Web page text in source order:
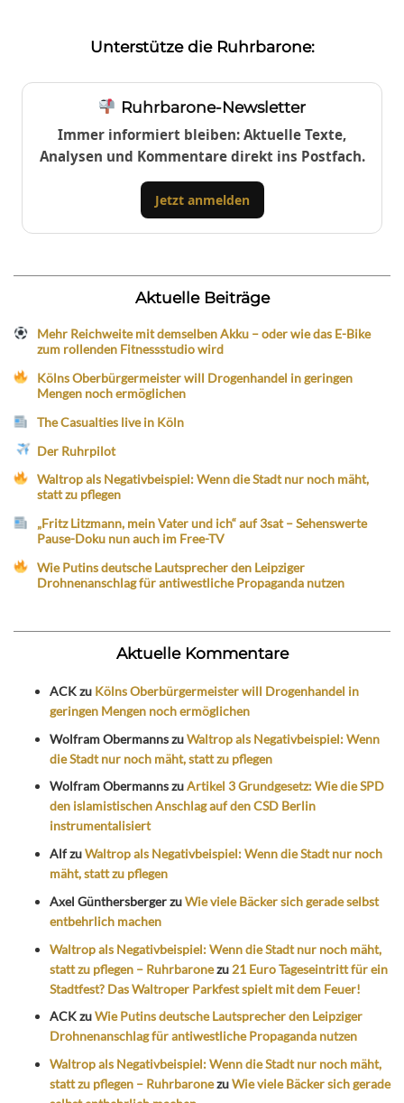
Unterstütze die Ruhrbarone:
Ruhrbarone-Newsletter
Immer informiert bleiben: Aktuelle Texte,
Analysen und Kommentare direkt ins Postfach.
Jetzt anmelden
Aktuelle Beiträge
Mehr Reichweite mit demselben Akku – oder wie das E-Bike
zum rollenden Fitnessstudio wird
Kölns Oberbürgermeister will Drogenhandel in geringen
Mengen noch ermöglichen
The Casualties live in Köln
Der Ruhrpilot
Waltrop als Negativbeispiel: Wenn die Stadt nur noch mäht,
statt zu pflegen
„Fritz Litzmann, mein Vater und ich“ auf 3sat – Sehenswerte
Pause-Doku nun auch im Free-TV
Wie Putins deutsche Lautsprecher den Leipziger
Drohnenanschlag für antiwestliche Propaganda nutzen
Aktuelle Kommentare
ACKzu Kölns Oberbürgermeister will Drogenhandel in
geringen Mengen noch ermöglichen
Wolfram ObermannszuWaltrop als Negativbeispiel: Wenn
die Stadt nur noch mäht, statt zu pflegen
Wolfram ObermannszuArtikel 3 Grundgesetz: Wie die SPD
den islamistischen Anschlag auf den CSD Berlin
instrumentalisiert
AlfzuWaltrop als Negativbeispiel: Wenn die Stadt nur noch
mäht, statt zu pflegen
Axel GünthersbergerzuWie viele Bäcker sich gerade selbst
entbehrlich machen
Waltrop als Negativbeispiel: Wenn die Stadt nur noch mäht,
statt zu pflegen – Ruhrbaronezu 21 Euro Tageseintritt für ein
Stadtfest? Das Waltroper Parkfest spielt mit dem Feuer!
ACKzuWie Putins deutsche Lautsprecher den Leipziger
Drohnenanschlag für antiwestliche Propaganda nutzen
Waltrop als Negativbeispiel: Wenn die Stadt nur noch mäht,
statt zu pflegen – RuhrbaronezuWie viele Bäcker sich gerade